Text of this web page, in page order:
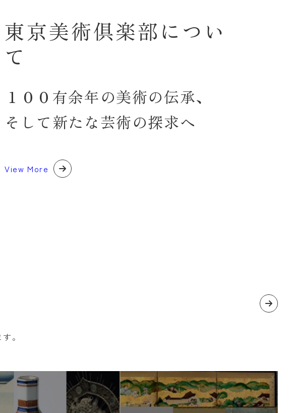
東京美術倶楽部につい
て
１００有余年の美術の伝承、
そして新たな芸術の探求へ
View More
。